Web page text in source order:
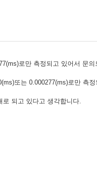
로만 측정되고 있어서 문의
또는 0.000277(ms)로만 측
로 되고 있다고 생각합니다.